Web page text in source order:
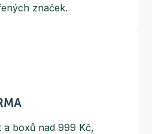
značek.
a boxů nad 999 Kč,